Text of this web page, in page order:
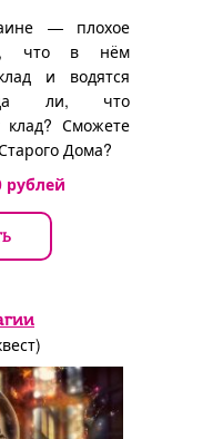
— плохое
что в нём
и водятся
ли, что
клад? Сможете
Дома?
рублей